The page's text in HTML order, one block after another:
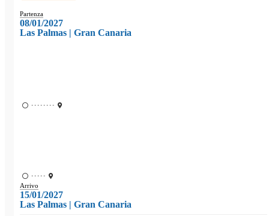
Partenza
08/01/2027
Las Palmas | Gran Canaria
••••••••
•••••
Arrivo
15/01/2027
Las Palmas | Gran Canaria